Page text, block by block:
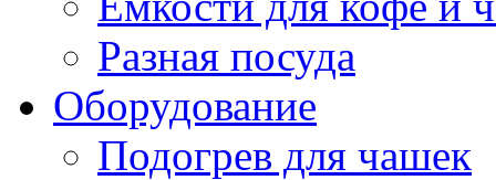
Разная посуда
Оборудование
Подогрев для чашек